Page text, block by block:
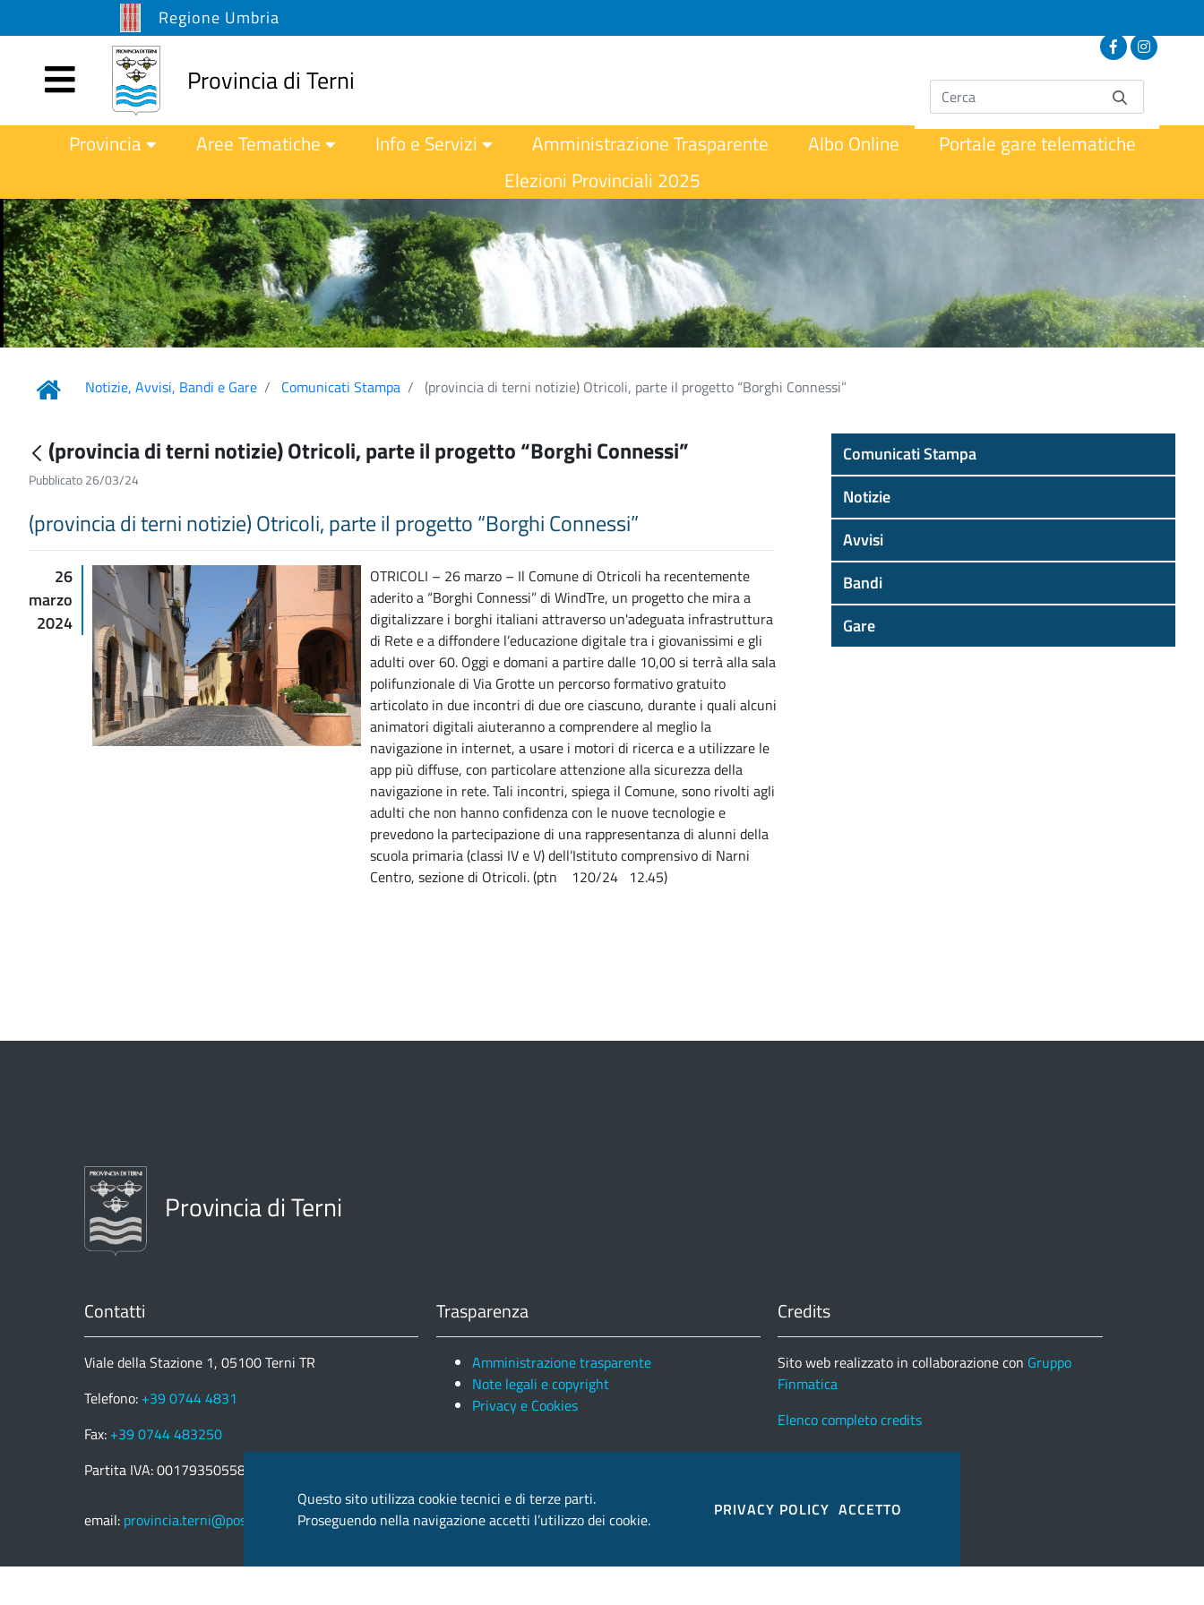
Regione Umbria
Provincia di Terni
Provincia Aree Tematiche Info e Servizi Amministrazione Trasparente Albo Online
Portale gare telematiche
Elezioni Provinciali 2025
Notizie, Avvisi, Bandi e Gare Comunicati Stampa (provincia di terni notizie) Otricoli, parte il progetto “Borghi Connessi”
(provincia di terni notizie) Otricoli, parte il progetto “Borghi Connessi”
Pubblicato 26/03/24
(provincia di terni notizie) Otricoli, parte il progetto “Borghi Connessi”
26
marzo
2024
OTRICOLI – 26 marzo – Il Comune di Otricoli ha recentemente
aderito a “Borghi Connessi” di WindTre, un progetto che mira a
digitalizzare i borghi italiani attraverso un'adeguata infrastruttura
di Rete e a diffondere l’educazione digitale tra i giovanissimi e gli
adulti over 60. Oggi e domani a partire dalle 10,00 si terrà alla sala
polifunzionale di Via Grotte un percorso formativo gratuito
articolato in due incontri di due ore ciascuno, durante i quali alcuni
animatori digitali aiuteranno a comprendere al meglio la
navigazione in internet, a usare i motori di ricerca e a utilizzare le
app più diffuse, con particolare attenzione alla sicurezza della
navigazione in rete. Tali incontri, spiega il Comune, sono rivolti agli
adulti che non hanno confidenza con le nuove tecnologie e
prevedono la partecipazione di una rappresentanza di alunni della
scuola primaria (classi IV e V) dell’Istituto comprensivo di Narni
Centro, sezione di Otricoli. (ptn 120/24 12.45)
Comunicati Stampa
Notizie
Avvisi
Bandi
Gare
Provincia di Terni
Contatti
Viale della Stazione 1, 05100 Terni TR
Telefono: +39 0744 4831
Fax: +39 0744 483250
Partita IVA: 00179350558
email: provincia.terni@postacert.umbria.it
Trasparenza
Amministrazione trasparente
Note legali e copyright
Privacy e Cookies
Credits
Sito web realizzato in collaborazione con Gruppo
Finmatica
Elenco completo credits
Questo sito utilizza cookie tecnici e di terze parti.
Proseguendo nella navigazione accetti l’utilizzo dei cookie.
PRIVACY POLICY ACCETTO